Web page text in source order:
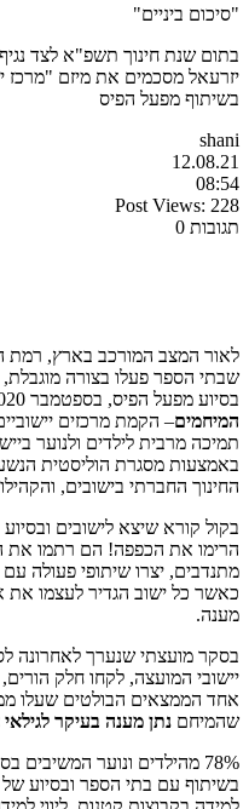
"סיכום ביניים"
בתום שנת חינוך תשפ"א לצד
יזרעאל מסכמים את מיזם "מרכז
בשיתוף מפעל הפיס
shani
12.08.21
08:54
Post Views: 228
תגובות 0
לאור המצב המורכב בארץ, רמת
שבתי הספר פעלו בצורה
בסיוע מפעל הפיס, בספטמבר 2020 ביוזמה פורצת דרך,
המיחמים– הקמת מרכזים
תמיכה מרבית לילדים ולנוער
באמצעות מסגרת הוליסטית
החינוך החברתי בישובים,
הרימו את הכפפה! הם רתמו את
מתנדבים, יצרו שיתופי פעולה
כאשר כל ישוב הגדיר לעצמו את
מענה.
בסקר מועצתי שנערך לאחרונה
יישובי המועצה, לקחו חלק
שהמיחם נתן מענה בעיקר
78% מהילדים ונוער המשיבים בסקר ציינו שקיבלו במיחם
בשיתוף עם בתי הספר ובסיוע